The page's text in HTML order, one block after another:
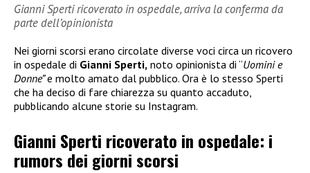
Gianni Sperti ricoverato in ospedale, arriva la conferma da
parte dell’opinionista
Nei giorni scorsi erano circolate diverse voci circa un ricovero
in ospedale di Gianni Sperti, noto opinionista di “Uomini e
Donne”e molto amato dal pubblico. Ora è lo stesso Sperti
che ha deciso di fare chiarezza su quanto accaduto,
pubblicando alcune storie su Instagram.
Gianni Sperti ricoverato in ospedale: i
rumors dei giorni scorsi